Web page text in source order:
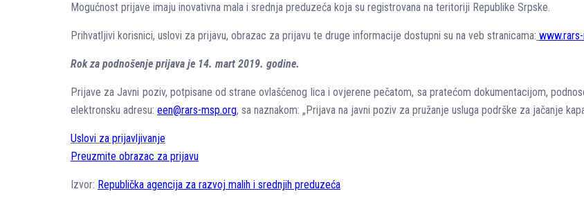
Mogućnost prijave imaju inovativna mala i srednja preduzeća koja su registrovana na teritoriji Republike Srpske.
Prihvatljivi korisnici, uslovi za prijavu, obrazac za prijavu te druge informacije dostupni su na veb stranicama:
Rok za podnošenje prijava je 14. mart 2019. godine.
Prijave za Javni poziv, potpisane od strane ovlašćenog lica i ovjerene pečatom, sa pratećom dokumentacijom,
elektronsku adresu: een@rars-msp.org, sa naznakom: „Prijava na javni poziv za pružanje usluga podrške za jačanje
Uslovi za prijavljivanje
Preuzmite obrazac za prijavu
Izvor: Republička agencija za razvoj malih i srednjih preduzeća